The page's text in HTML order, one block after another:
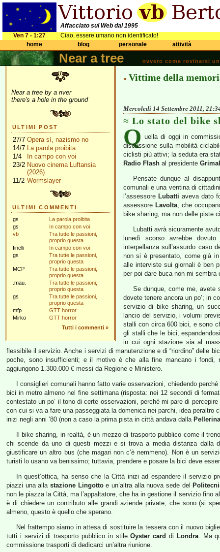
Affacciato sul Web dal 1995
Ven 7 - 1:27
Ciao, essere umano non identificato!
home
blog personale attività
Near a tree ovvero come rovinarsi
Near a tree by a river
there's a hole in the ground
ULTIMI POST
27/7 Opera sì, nazismo no
14/7 La parola proibita
1/4
In campo con voi
23/2 Nuovo cinema Luftansia
(2026)
11/2 Wormslayer
ULTIMI COMMENTI
gs
La parola proibita
gs
In campo con voi
vb
Tra tutte le passioni,
proprio questa
finelli
In campo con voi
gs
Tra tutte le passioni,
proprio questa
MCP
Tra tutte le passioni,
proprio questa
.mau.
Tra tutte le passioni,
proprio questa
gs
Tra tutte le passioni,
proprio questa
mfp
GTT horror
Mirko
GTT horror
Tutti i commenti »
« Vittime della
Mercoledì 14 Settembre 2011,
Lo stato del bike
Q uella di oggi in
discussione sulla mobilità
ciclisti più attivi; la seduta era
Radio Flash al presidente
Pensate dunque al
comunali e una ventina di
l’assessore Lubatti aveva dato
assessore Lavolta, che
bike sharing, ma non delle piste
Lubatti avrà sicuramente
lunedì scorso avrebbe
interpellanza sull’assurdo caso
non si è presentato, come già
alle interviste sui giornali è ben
per poi dare buca non mi sembra
Se dunque, come me, avete
dovete tenere ancora un po’; in
servizio di bike sharing, un
lancio del servizio, i volumi
stalli con circa 600 bici, e sono
gli stalli che le bici,
in cui ogni stazione sia al
flessibile il servizio. Anche i servizi di manutenzione e di “riordino” delle
poche, sono insufficienti; e il motivo è che alla fine mancano i
aggiungono 1.300.000 € messi da Regione e Ministero.
I consiglieri comunali hanno fatto varie osservazioni, chiedendo
bici in metro almeno nel fine settimana (risposta: nei 12 secondi di
contestato un po’ il tono di certe osservazioni, perché mi pare di
con cui si va a fare una passeggiata la domenica nei parchi, idea
inizi negli anni ’80 (non a caso la prima pista in città andava dalla Pellerina
Il bike sharing, in realtà, è un mezzo di trasporto pubblico come il
chi scende da uno di questi mezzi e si trova a media distanza dalla
giustificare un altro bus (che magari non c’è nemmeno). Non è un
turisti lo usano va benissimo; tuttavia, prendere e posare la bici deve
In quest’ottica, ha senso che la Città inizi ad espandere il servizio
piazzi una alla stazione Lingottoe un’altra alla nuova sede del
non le piazza la Città, ma l’appaltatore, che ha in gestione il servizio fino
è di chiedere un contributo alle grandi aziende private, che sono (si
almeno, questo è quello che sperano.
Nel frattempo siamo in attesa di sostituire la tessera con il nuovo
tutti i servizi di trasporto pubblico in stileOyster card di Londra. Ma
commissione trasporti di dedicarci un’altra riunione.